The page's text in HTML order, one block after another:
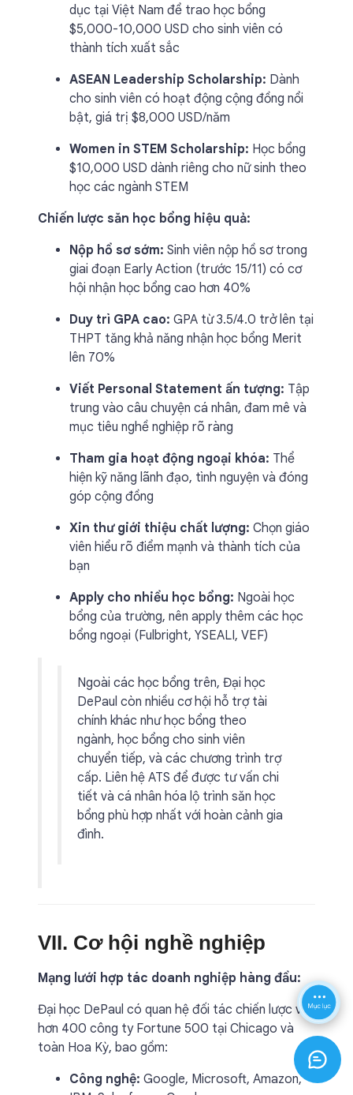
dục tại Việt Nam để trao học bổng
$5,000-10,000 USD cho sinh viên có
thành tích xuất sắc
ASEAN Leadership Scholarship: Dành
cho sinh viên có hoạt động cộng đồng nổi
bật, giá trị $8,000 USD/năm
Women in STEM Scholarship: Học bổng
$10,000 USD dành riêng cho nữ sinh theo
học các ngành STEM
Chiến lược săn học bổng hiệu quả:
Nộp hồ sơ sớm: Sinh viên nộp hồ sơ trong
giai đoạn Early Action (trước 15/11) có cơ
hội nhận học bổng cao hơn 40%
Duy trì GPA cao: GPA từ 3.5/4.0 trở lên tại
THPT tăng khả năng nhận học bổng Merit
lên 70%
Viết Personal Statement ấn tượng: Tập
trung vào câu chuyện cá nhân, đam mê và
mục tiêu nghề nghiệp rõ ràng
Tham gia hoạt động ngoại khóa: Thể
hiện kỹ năng lãnh đạo, tình nguyện và đóng
góp cộng đồng
Xin thư giới thiệu chất lượng: Chọn giáo
viên hiểu rõ điểm mạnh và thành tích của
bạn
Apply cho nhiều học bổng: Ngoài học
bổng của trường, nên apply thêm các học
bổng ngoại (Fulbright, YSEALI, VEF)
Ngoài các học bổng trên, Đại học
DePaul còn nhiều cơ hội hỗ trợ tài
chính khác như học bổng theo
ngành, học bổng cho sinh viên
chuyển tiếp, và các chương trình trợ
cấp. Liên hệ ATS để được tư vấn chi
tiết và cá nhân hóa lộ trình săn học
bổng phù hợp nhất với hoàn cảnh gia
đình.
VII. Cơ hội nghề nghiệp
Mạng lưới hợp tác doanh nghiệp hàng đầu:
Đại học DePaul có quan hệ đối tác chiến lược với
hơn 400 công ty Fortune 500 tại Chicago và
toàn Hoa Kỳ, bao gồm:
Công nghệ: Google, Microsoft, Amazon,